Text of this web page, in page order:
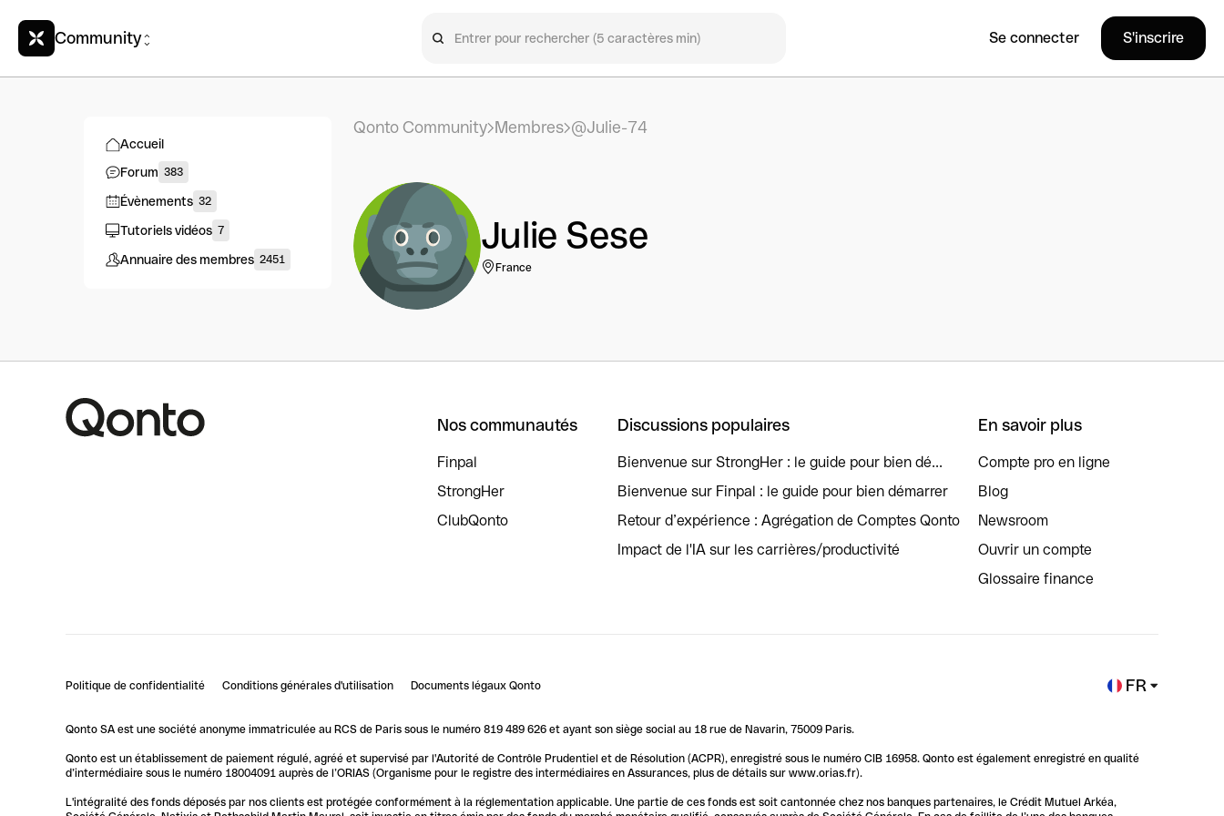
Community Se connecter S'inscrire
Accueil
Forum 383
Évènements 32
Tutoriels vidéos 7
Annuaire des membres 2451
Qonto Community Membres @Julie-74
Julie Sese
France
Nos communautés
Finpal
StrongHer
ClubQonto
Discussions populaires
Bienvenue sur StrongHer : le guide pour bien dé...
Bienvenue sur Finpal : le guide pour bien démarrer
Retour d’expérience : Agrégation de Comptes Qonto
Impact de l'IA sur les carrières/productivité
En savoir plus
Compte pro en ligne
Blog
Newsroom
Ouvrir un compte
Glossaire finance
Politique de confidentialité Conditions générales d'utilisation Documents légaux Qonto FR
Qonto SA est une société anonyme immatriculée au RCS de Paris sous le numéro 819 489 626 et ayant son siège social au 18 rue de Navarin, 75009 Paris.
Qonto est un établissement de paiement régulé, agréé et supervisé par l'Autorité de Contrôle Prudentiel et de Résolution (ACPR), enregistré sous le numéro CIB 16958. Qonto est également enregistré en qualité
d’intermédiaire sous le numéro 18004091 auprès de l’ORIAS (Organisme pour le registre des intermédiaires en Assurances, plus de détails sur www.orias.fr).
L'intégralité des fonds déposés par nos clients est protégée conformément à la réglementation applicable. Une partie de ces fonds est soit cantonnée chez nos banques partenaires, le Crédit Mutuel Arkéa,